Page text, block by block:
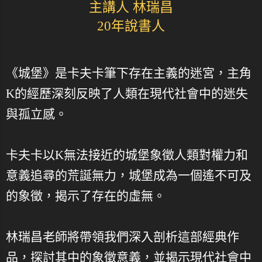
主講人 林瑞昌
20年說書人
《城堡》是卡夫卡筆下存在主義的迷宮，主角
K的經歷深刻反映了人類在現代社會中的迷失
與孤立感。
卡夫卡以K無法接近的城堡象徵人類對權力和
意義追尋的荒誕無力，城堡成為一個遙不可及
的象徵，揭示了存在的虛無。
林瑞昌老師將帶領我們深入剖析這部經典作
品，探討其中的象徵意義，並揭示現代社會中